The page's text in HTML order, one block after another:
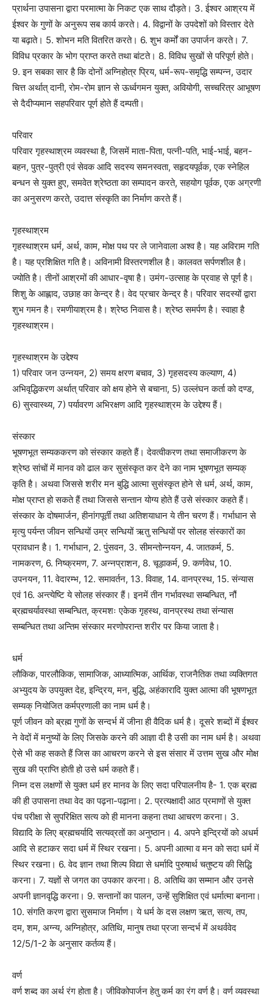
प्रार्थना उपासना द्वारा परमात्मा के निकट एक साथ दौड़ते। 3. ईश्वर आश्रय में
ईश्वर के गुणों के अनुरूप सब कार्य करते। 4. विद्वानों के उपदेशों को विस्तार देते
या बढ़ाते। 5. शोभन मति वितरित करते। 6. शुभ कर्मों का उपार्जन करते। 7.
विविध प्रकार के भोग प्राप्त करते तथा बांटते। 8. विविध सुखों से परिपूर्ण होते।
9. इन सबका सार है कि दोनों अग्निहोत्र प्रिय, धर्म-रूप-समृद्धि सम्पन्न, उदार
चित्त अर्थात् दानी, रोम-रोम ज्ञान से ऊर्ध्वगमन युक्त, अवियोगी, सच्चरित्र आभूषण
से दैदीप्यमान सहपरिवार पूर्ण होते हैं दम्पती।
परिवार
परिवार गृहस्थाश्रम व्यवस्था है, जिसमें माता-पिता, पत्नी-पति, भाई-भाई, बहन-
बहन, पुत्र-पुत्री एवं सेवक आदि सदस्य समनस्वता, सहृदयपूर्वक, एक स्नेहिल
बन्धन से युक्त हुए, समवेत श्रेष्ठता का सम्पादन करते, सहयोग पूर्वक, एक अग्रणी
का अनुसरण करते, उदात्त संस्कृति का निर्माण करते हैं।
गृहस्थाश्रम
गृहस्थाश्रम धर्म, अर्थ, काम, मोक्ष पथ पर ले जानेवाला अश्व है। यह अविराम गति
है। यह प्रशिक्षित गति है। अविनामी विस्तरणशील है। कालवत सर्पणशील है।
ज्योति है। तीनों आश्रमों की आधार-वृषा है। उमंग-उत्साह के प्रवाह से पूर्ण है।
शिशु के आह्लाद, उछाह का केन्द्र है। वेद प्रचार केन्द्र है। परिवार सदस्यों द्वारा
शुभ गमन है। रमणीयाश्रम है। श्रेष्ठ निवास है। श्रेष्ठ समर्पण है। स्वाहा है
गृहस्थाश्रम।
गृहस्थाश्रम के उद्देश्य
1) परिवार जन उन्नयन, 2) समय क्षरण बचाव, 3) गृहसदस्य कल्याण, 4)
अभिवृद्धिकरण अर्थात् परिवार को क्षय होने से बचाना, 5) उल्लंघन कर्ता को दण्ड,
6) सुस्वास्थ्य, 7) पर्यावरण अभिरक्षण आदि गृहस्थाश्रम के उद्देश्य हैं।
संस्कार
भूषणभूत सम्यककरण को संस्कार कहते हैं। देवत्वीकरण तथा समाजीकरण के
श्रेष्ठ सांचों में मानव को ढाल कर सुसंस्कृत कर देने का नाम भूषणभूत सम्यक्
कृति है। अथवा जिससे शरीर मन बुद्धि आत्मा सुसंस्कृत होने से धर्म, अर्थ, काम,
मोक्ष प्राप्त हो सकते हैं तथा जिससे सन्तान योग्य होते हैं उसे संस्कार कहते हैं।
संस्कार के दोषमार्जन, हीनांगपूर्ती तथा अतिशयाधान ये तीन चरण हैं। गर्भाधान से
मृत्यु पर्यन्त जीवन सन्धियों उम्र सन्धियों ऋतु सन्धियों पर सोलह संस्कारों का
प्रावधान है। 1. गर्भाधान, 2. पुंसवन, 3. सीमन्तोन्नयन, 4. जातकर्म, 5.
नामकरण, 6. निष्क्रमण, 7. अन्नप्राशन, 8. चूड़ाकर्म, 9. कर्णवेध, 10.
उपनयन, 11. वेदारम्भ, 12. समावर्तन, 13. विवाह, 14. वानप्रस्थ, 15. संन्यास
एवं 16. अन्त्येष्टि ये सोलह संस्कार हैं। इनमें तीन गर्भावस्था सम्बन्धित, नौं
ब्रह्मचर्यावस्था सम्बन्धित, क्रमशः एकेक गृहस्थ, वानप्रस्थ तथा संन्यास
सम्बन्धित तथा अन्तिम संस्कार मरणोपरान्त शरीर पर किया जाता है।
धर्म
लौकिक, पारलौकिक, सामाजिक, आध्यात्मिक, आर्थिक, राजनैतिक तथा व्यक्तिगत
अभ्युदय के उपयुक्त देह, इन्द्रिय, मन, बुद्धि, अहंकारादि युक्त आत्मा की भूषणभूत
सम्यक् नियोजित कर्मप्रणाली का नाम धर्म है।
पूर्ण जीवन को ब्रह्म गुणों के सन्दर्भ में जीना ही वैदिक धर्म है। दूसरे शब्दों में ईश्वर
ने वेदों में मनुष्यों के लिए जिसके करने की आज्ञा दी है उसी का नाम धर्म है। अथवा
ऐसे भी कह सकते हैं जिस का आचरण करने से इस संसार में उत्तम सुख और मोक्ष
सुख की प्राप्ति होती हो उसे धर्म कहते हैं।
निम्न दस लक्षणों से युक्त धर्म हर मानव के लिए सदा परिपालनीय है- 1. एक ब्रह्म
की ही उपासना तथा वेद का पढ़ना-पढ़ाना। 2. प्रत्यक्षादी आठ प्रमाणों से युक्त
पंच परीक्षा से सुपरिक्षित सत्य को ही मानना कहना तथा आचरण करना। 3.
विद्यादि के लिए ब्रह्मचर्यादि सत्यव्रतों का अनुष्ठान। 4. अपने इन्द्रियों को अधर्म
आदि से हटाकर सदा धर्म में स्थिर रखना। 5. अपनी आत्मा व मन को सदा धर्म में
स्थिर रखना। 6. वेद ज्ञान तथा शिल्प विद्या से धर्मादि पुरुषार्थ चतुष्टय की सिद्धि
करना। 7. यज्ञों से जगत का उपकार करना। 8. अतिथि का सम्मान और उनसे
अपनी ज्ञानवृद्धि करना। 9. सन्तानों का पालन, उन्हें सुशिक्षित एवं धर्मात्मा बनाना।
10. संगति करण द्वारा सुसमाज निर्माण। ये धर्म के दस लक्षण ऋत, सत्य, तप,
दम, शम, अग्न्य, अग्निहोत्र, अतिथि, मानुष तथा प्रजा सन्दर्भ में अथर्ववेद
12/5/1-2 के अनुसार कर्तव्य हैं।
वर्ण
वर्ण शब्द का अर्थ रंग होता है। जीविकोपार्जन हेतु कर्म का रंग वर्ण है। वर्ण व्यवस्था